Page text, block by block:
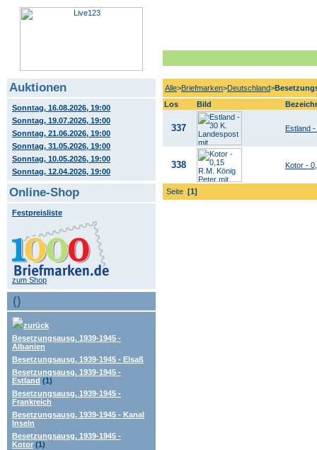
Auktionen
Sonntag, 16.08.2026, 19:00
Sonntag, 19.07.2026, 19:00
Sonntag, 21.06.2026, 19:00
Sonntag, 31.05.2026, 19:00
Sonntag, 10.05.2026, 19:00
Sonntag, 12.04.2026, 19:00
Online-Shop
Festpreisliste
zum Shop
()
zurück
Besetzungsausg. 1939-1945 -
Albanien
Besetzungsausg. 1939-1945 - Elsaß
Besetzungsausg. 1939-1945 -
Estland (1)
Besetzungsausg. 1939-1945 -
Frankreich
Besetzungsausg. 1939-1945 - Kanal
Inseln
Besetzungsausg. 1939-1945 -
Kotor (1)
Alle>Briefmarken>Deutschland>
Los
Bild
337 Estland
338 Kotor -
Seite [1]